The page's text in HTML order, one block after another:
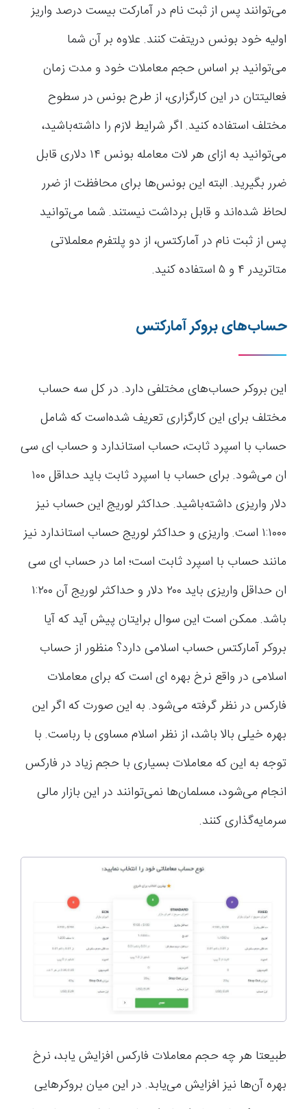
می‌توانند پس از ثبت نام در آ‌مارکت بیست درصد واریز
اولیه خود بونس دریتفت کنند. علاوه بر آن شما
می‌توانید بر اساس حجم معاملات خود و مدت زمان
فعالیتتان در این کارگزاری، از طرح بونس در سطوح
مختلف استفاده کنید. اگر شرایط لازم را داشته‌باشید،
می‌توانید به ازای هر لات معامله بونس ۱۴ دلاری قابل
ضرر بگیرید. البته این بونس‌ها برای محافظت از ضرر
لحاظ شده‌اند و قابل برداشت نیستند‌. شما می‌توانید
پس از ثبت نام در آمارکتس، از دو پلتفرم معلملاتی
متاتریدر ۴ و ۵ استفاده کنید.
حساب‌های بروکر آمارکتس
این بروکر حساب‌های مختلفی دارد. در کل سه حساب
مختلف برای این کارگزاری تعریف شده‌است که شامل
حساب با اسپرد ثابت، حساب استاندارد و حساب ای سی
ان می‌شود. برای حساب با اسپرد ثابت باید حداقل ۱۰۰
دلار واریزی داشته‌باشید. حداکثر لوریج این حساب نیز
۱:۱۰۰۰ است. واریزی و حداکثر لوریج حساب استاندارد نیز
مانند حساب با اسپرد ثابت است؛ اما در حساب ای سی
ان حداقل واریزی باید ۲۰۰ دلار و حداکثر لوریج آن ۱:۲۰۰
باشد. ممکن است این سوال برایتان پیش آید که آیا
بروکر آمارکتس حساب اسلامی دارد؟ منظور از حساب
اسلامی در واقع نرخ بهره ای است که برای معاملات
فارکس در نظر گرفته می‌شود. به این صورت که اگر این
بهره خیلی بالا باشد، از نظر اسلام مساوی با رباست. با
توجه به این که معاملات بسیاری با حجم زیاد در فارکس
انجام می‌شود، مسلمان‌ها نمی‌توانند در این بازار مالی
سرمایه‌گذاری کنند.
طبیعتا هر چه حجم معاملات فارکس افزایش یابد، نرخ
بهره آن‌ها نیز افزایش می‌یابد. در این میان بروکرهایی